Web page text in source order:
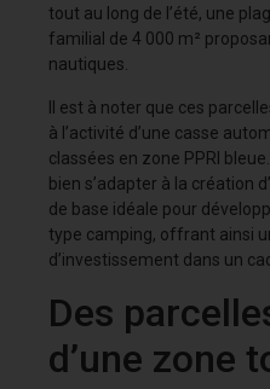
tout au long de l’été, une
familial de 4 000 m²
nautiques.
Il est à noter que ces
à l’activité d’une casse
classées en zone PPRI
bien s’adapter à la création
de base idéale pour
type camping, offrant ainsi
d’investissement dans un
Des
d’une zone